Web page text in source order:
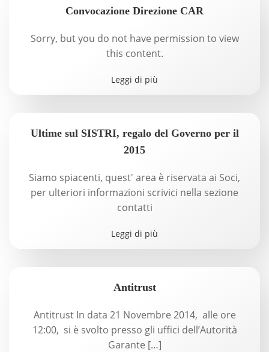
Convocazione Direzione CAR
Sorry, but you do not have permission to view
this content.
Leggi di più
Ultime sul SISTRI, regalo del Governo per il
2015
Siamo spiacenti, quest' area è riservata ai Soci,
per ulteriori informazioni scrivici nella sezione
contatti
Leggi di più
Antitrust
Antitrust In data 21 Novembre 2014, alle ore
12:00, si è svolto presso gli uffici dell’Autorità
Garante […]